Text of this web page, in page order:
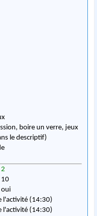
boire un verre, jeux
le descriptif)
2
10
oui
l'activité (14:30)
l'activité (14:30)